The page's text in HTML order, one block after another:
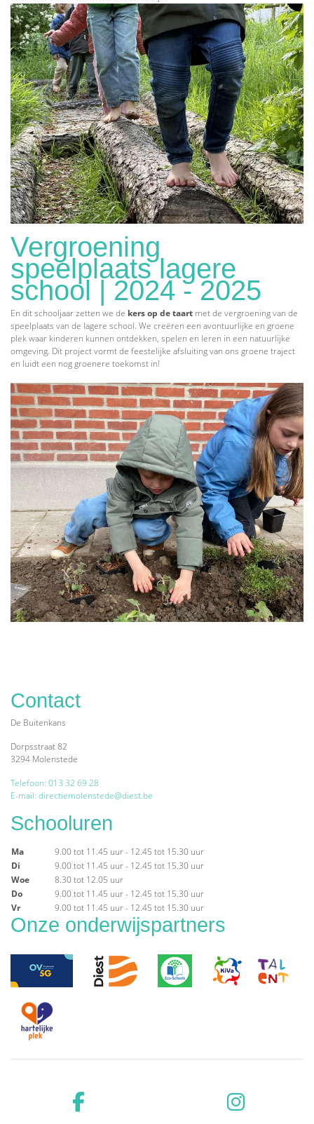
Vergroening
speelplaats lagere
school | 2024 - 2025
En dit schooljaar zetten we de kers op de taart met de vergroening van de
speelplaats van de lagere school. We creëren een avontuurlijke en groene
plek waar kinderen kunnen ontdekken, spelen en leren in een natuurlijke
omgeving. Dit project vormt de feestelijke afsluiting van ons groene traject
en luidt een nog groenere toekomst in!
Contact
De Buitenkans
Dorpsstraat 82
3294 Molenstede
Telefoon: 013 32 69 28
E-mail: directiemolenstede@diest.be
Schooluren
Ma
9.00 tot 11.45 uur - 12.45 tot 15.30 uur
Di
9.00 tot 11.45 uur - 12.45 tot 15.30 uur
Woe
8.30 tot 12.05 uur
Do
9.00 tot 11.45 uur - 12.45 tot 15.30 uur
Vr
9.00 tot 11.45 uur - 12.45 tot 15.30 uur
Onze onderwijspartners